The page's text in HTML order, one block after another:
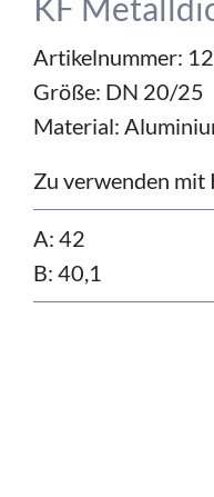
Artikelnummer:
Größe: DN 20/25
Material:
Zu verwenden mit
A: 42
B: 40,1